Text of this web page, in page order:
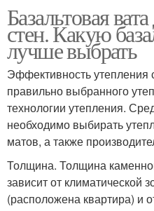
Базальтовая
стен. Какую
лучше выбрать
Эффективность утепления
правильно выбранного
технологии утепления.
необходимо выбирать
матов, а также
Толщина. Толщина
зависит от климатической
(расположена квартира) и